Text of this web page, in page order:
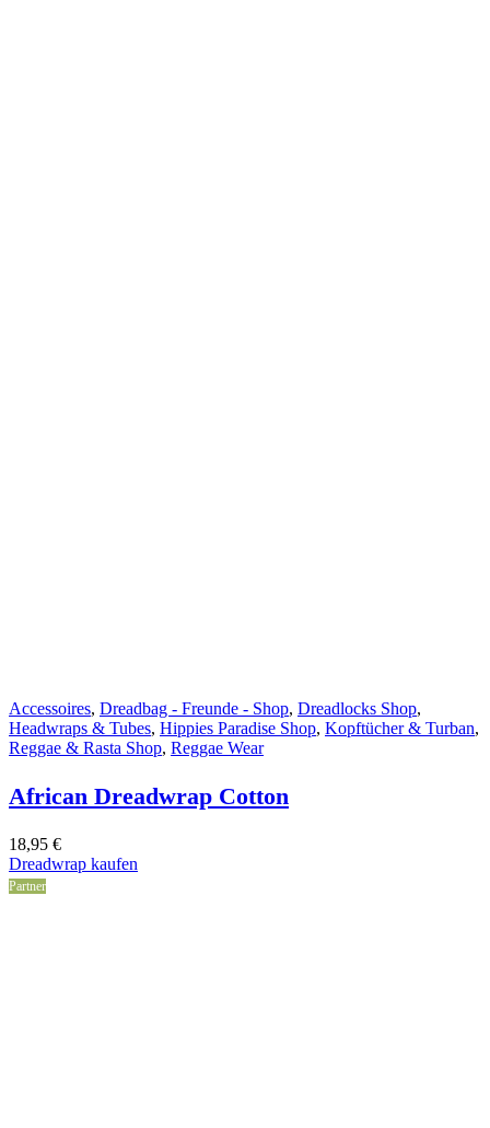
Accessoires, Dreadbag - Freunde - Shop, Dreadlocks Shop,
Headwraps & Tubes, Hippies Paradise Shop, Kopftücher & Turban,
Reggae & Rasta Shop, Reggae Wear
African Dreadwrap Cotton
18,95 €
Dreadwrap kaufen
Partner